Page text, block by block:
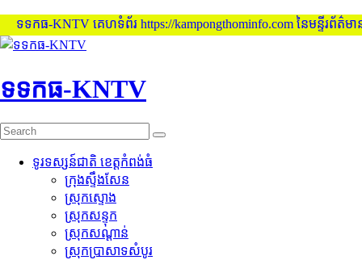
កធ-KNTV គេហទំព័រ https://kampongthominfo.com នៃមន្ទីរព័ត៌មា
Skip
ទទកធ-KNTV
ទូរទស្សន៍ជាតិ ខេត្តកំពង់ធំ
ក្រុងស្ទឹងសែន
ស្រុកស្ទោង
ស្រុកសន្ទុក
ស្រុកសណ្តាន់
ស្រុកប្រាសាទសំបូរ